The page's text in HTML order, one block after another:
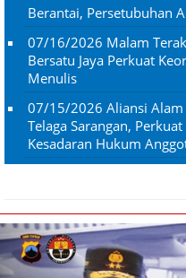
Berantai, Persetubuhan
07/16/2026 Malam
Bersatu Jaya Perkuat
Menulis
07/15/2026 Aliansi Alam
Telaga Sarangan,
Kesadaran Hukum